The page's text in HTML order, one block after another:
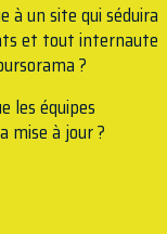
à un site qui séduira
et tout internaute
?
les équipes
mise à jour ?